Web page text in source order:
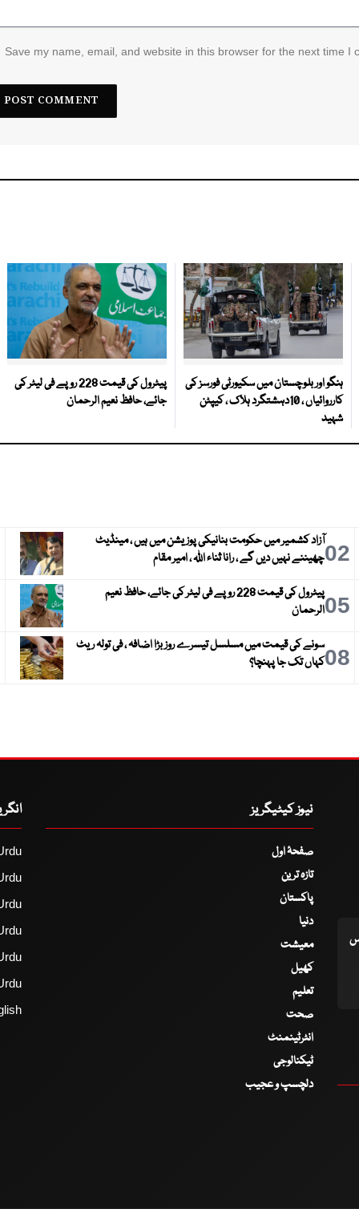
Save my name, email, and website in this browser for the next time I
ہنگو اور بلوچستان میں سکیورٹی فورسز کی
کارروائیاں ، 10دہشتگرد ہلاک ، کیپٹن
شہید
پیٹرول کی قیمت 228 روپے فی لیٹر کی
جائے، حافظ نعیم الرحمان
02آزاد کشمیر میں حکومت بنانیکی پوزیشن میں ہیں ، مینڈیٹ
چھیننے نہیں دیں گے ، رانا ثناء اللہ ، امیر مقام
05
پیٹرول کی قیمت 228 روپے فی لیٹر کی جائے، حافظ نعیم
الرحمان
08سونے کی قیمت میں مسلسل تیسرے روز بڑا اضافہ ، فی تولہ ریٹ
کہاں تک جا پہنچا؟
نیوز کیٹیگریز
صفحۂ اول
تازہ ترین
پاکستان
دنیا
معیشت
کھیل
تعلیم
صحت
انٹرٹینمنٹ
ٹیکنالوجی
دلچسپ و عجیب